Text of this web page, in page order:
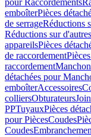
pour Raccordements
emboîterPièces
de serrageRéductions
Réductions sur
appareilsPièces
de raccordement
raccordement
détachées pour
emboîterAccessoires
colliersObturateurs
PPTuyauxPièces
pour PiècesCoudes
Coudes